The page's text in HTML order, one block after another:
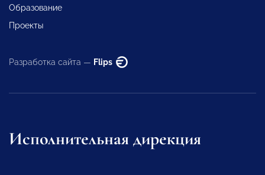
Образование
Проекты
Разработка сайта — Flips
Исполнительная дирекция